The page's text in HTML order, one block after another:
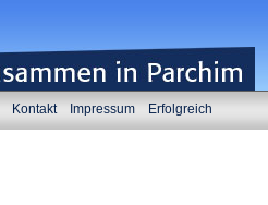
Kontakt Impressum Erfolgreich